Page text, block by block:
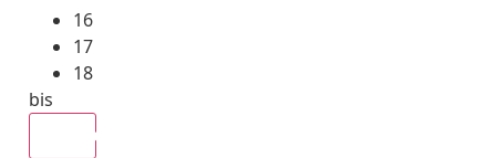
16
17
18
bis